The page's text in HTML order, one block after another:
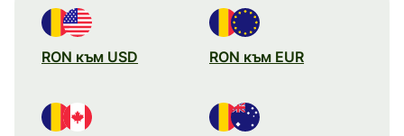
RON към USD RON към EUR